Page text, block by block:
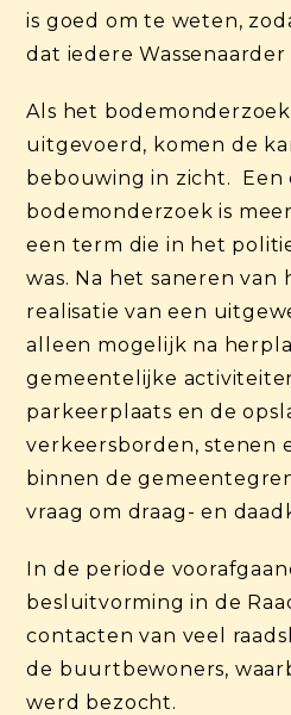
is goed om te weten,
dat iedere
Als het
uitgevoerd, komen de
bebouwing in zicht. Een
bodemonderzoek is meer
een term die in het
was. Na het saneren van
realisatie van een
alleen mogelijk na
gemeentelijke
parkeerplaats en de
verkeersborden, stenen
binnen de
vraag om draag- en
In de periode
besluitvorming in de
contacten van veel
de buurtbewoners,
werd bezocht.